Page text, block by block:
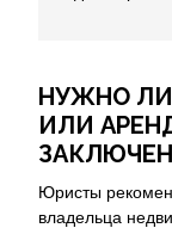
НУЖНО ЛИ
ИЛИ
Юристы
владельца